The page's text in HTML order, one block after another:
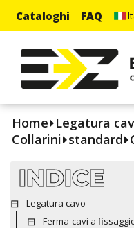
Cataloghi FAQ
Home Legatura
Collarini standard
INDICE
Legatura cavo
Ferma-cavi a